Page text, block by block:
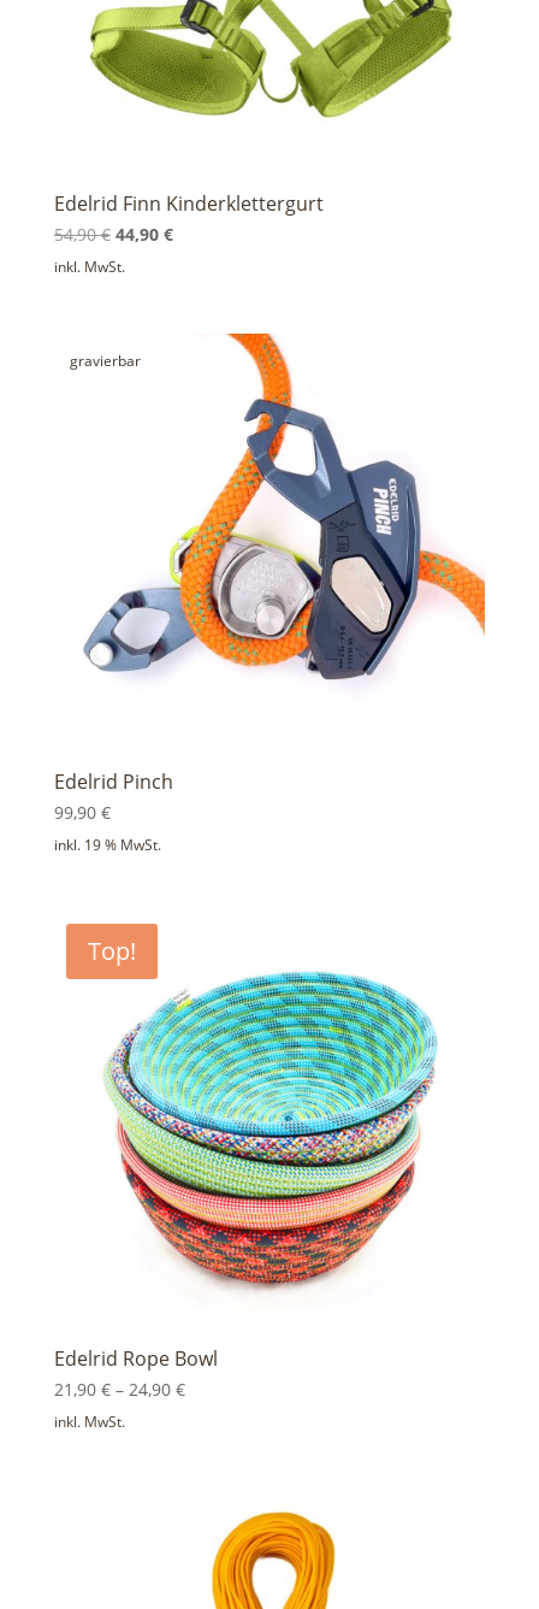
Edelrid Finn Kinderklettergurt
54,90€ Ursprünglicher
Preis
44,90 €Aktueller
inkl. MwSt.
gravierbar
Edelrid Pinch
99,90 €
inkl. 19 % MwSt.
Top!
Edelrid Rope Bowl
21,90 €– 24,90 €
inkl. MwSt.